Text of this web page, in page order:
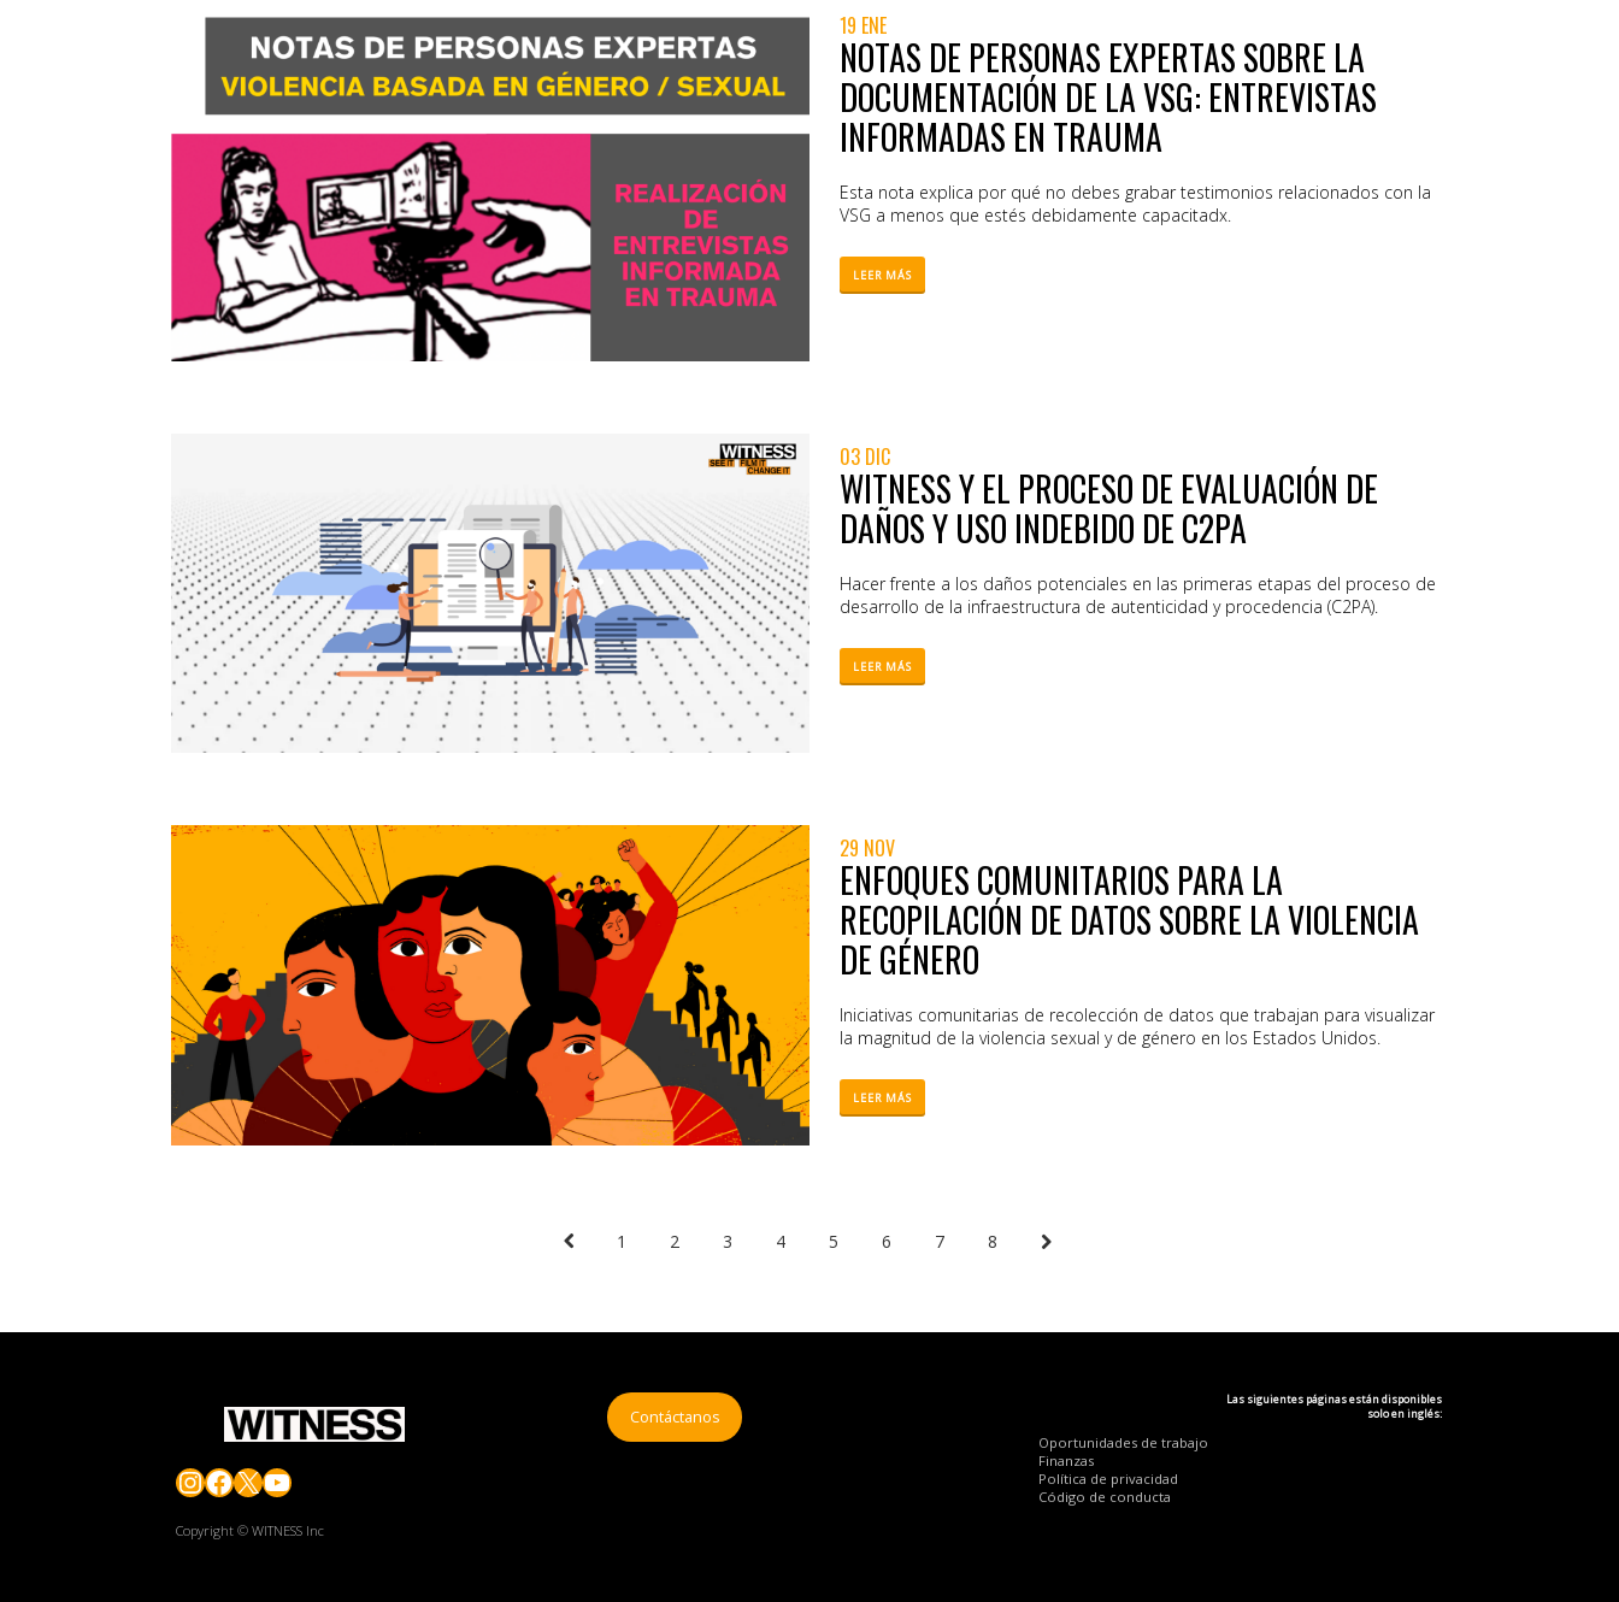
19 ENE
NOTAS DE PERSONAS EXPERTAS SOBRE LA
DOCUMENTACIÓN DE LA VSG: ENTREVISTAS
INFORMADAS EN TRAUMA
Esta nota explica por qué no debes grabar testimonios relacionados con la
VSG a menos que estés debidamente capacitadx.
LEER MÁS
03 DIC
WITNESS Y EL PROCESO DE EVALUACIÓN DE
DAÑOS Y USO INDEBIDO DE C2PA
Hacer frente a los daños potenciales en las primeras etapas del proceso de
desarrollo de la infraestructura de autenticidad y procedencia (C2PA).
LEER MÁS
29 NOV
ENFOQUES COMUNITARIOS PARA LA
RECOPILACIÓN DE DATOS SOBRE LA VIOLENCIA
DE GÉNERO
Iniciativas comunitarias de recolección de datos que trabajan para visualizar
la magnitud de la violencia sexual y de género en los Estados Unidos.
LEER MÁS
1 2 3 4 5 6 7 8
Instagram
Facebook
X YouTube
Copyright © WITNESS Inc
Contáctanos
Las siguientes páginas están disponibles
solo en inglés:
Oportunidades de trabajo
Finanzas
Política de privacidad
Código de conducta